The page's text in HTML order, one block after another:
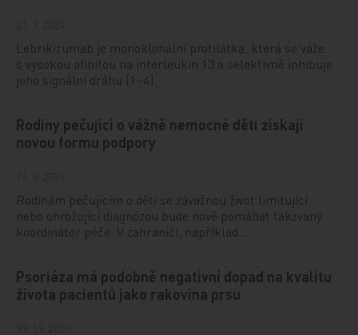
Lebrikizumab je monoklonální protilátka, která se váže
s vysokou afinitou na interleukin 13 a selektivně inhibuje
jeho signální dráhu [1–4].
Rodiny pečující o vážně nemocné děti získají
novou formu podpory
Rodinám pečujícím o děti se závažnou život limitující
nebo ohrožující diagnózou bude nově pomáhat takzvaný
koordinátor péče. V zahraničí, například…
Psoriáza má podobně negativní dopad na kvalitu
života pacientů jako rakovina prsu